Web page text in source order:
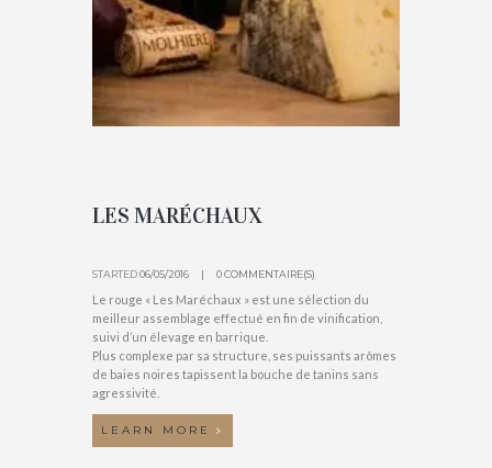
LES MARÉCHAUX
STARTED06/05/2016 0 COMMENTAIRE(S)
Le rouge « Les Maréchaux » est une sélection du
meilleur assemblage effectué en fin de vinification,
suivi d’un élevage en barrique.
Plus complexe par sa structure, ses puissants arômes
de baies noires tapissent la bouche de tanins sans
agressivité.
LEARN MORE